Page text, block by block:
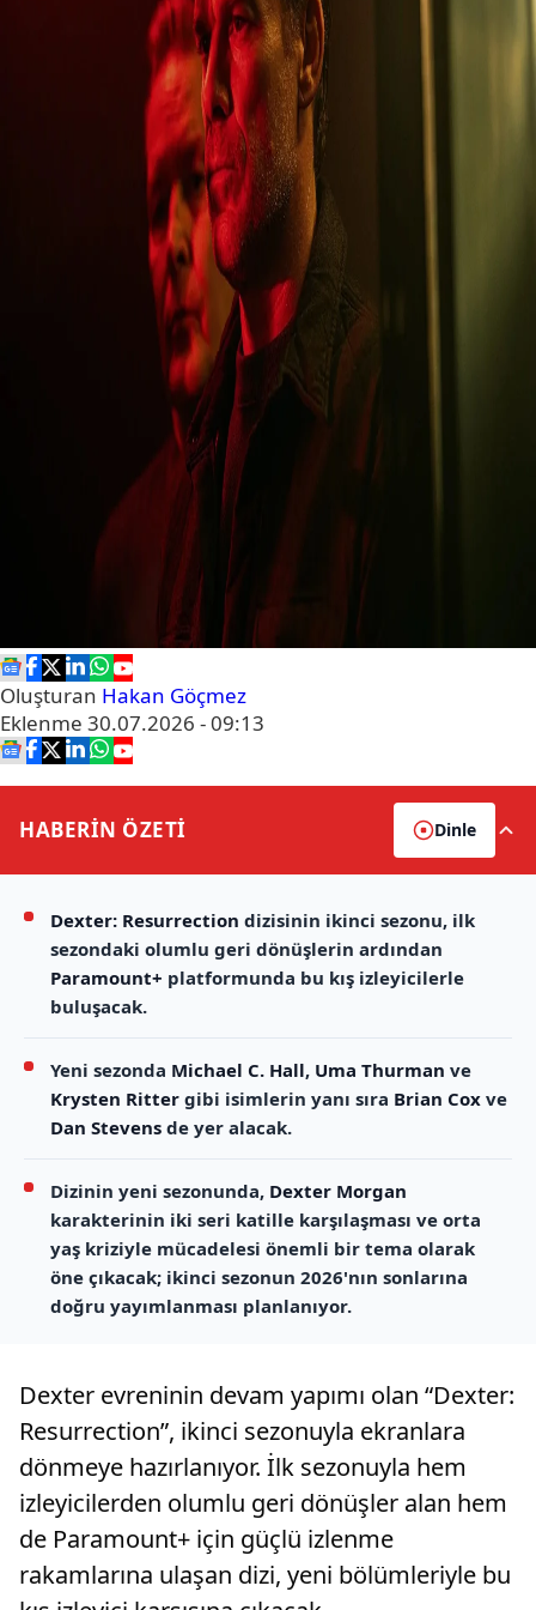
Oluşturan Hakan Göçmez
Eklenme 30.07.2026 - 09:13
HABERİN ÖZETİ Dinle
Dexter: Resurrection dizisinin ikinci sezonu, ilk
sezondaki olumlu geri dönüşlerin ardından
Paramount+ platformunda bu kış izleyicilerle
buluşacak.
Yeni sezonda Michael C. Hall, Uma Thurman ve
Krysten Ritter gibi isimlerin yanı sıra Brian Cox ve
Dan Stevens de yer alacak.
Dizinin yeni sezonunda, Dexter Morgan
karakterinin iki seri katille karşılaşması ve orta
yaş kriziyle mücadelesi önemli bir tema olarak
öne çıkacak; ikinci sezonun 2026'nın sonlarına
doğru yayımlanması planlanıyor.
Dexter evreninin devam yapımı olan “Dexter:
Resurrection”, ikinci sezonuyla ekranlara
dönmeye hazırlanıyor. İlk sezonuyla hem
izleyicilerden olumlu geri dönüşler alan hem
de Paramount+ için güçlü izlenme
rakamlarına ulaşan dizi, yeni bölümleriyle bu